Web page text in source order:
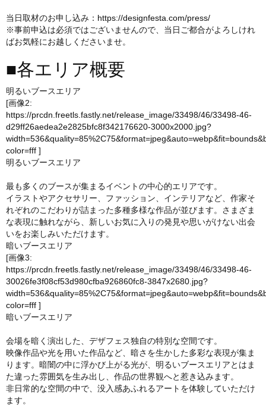
当日取材のお申し込み： https://designfesta.com/press/
※事前申込は必須ではございませんので、当日ご都合がよろしけれ
ばお気軽にお越しくださいませ。
■各エリア概要
明るいブースエリア
[画像2:
https://prcdn.freetls.fastly.net/release_image/33498/46/33498-46-
d29ff26aedea2e2825bfc8f342176620-3000x2000.jpg?
color=fff ]
明るいブースエリア
最も多くのブースが集まるイベントの中心的エリアです。
イラストやアクセサリー、ファッション、インテリアなど、作家そ
れぞれのこだわりが詰まった多種多様な作品が並びます。さまざま
な表現に触れながら、新しいお気に入りの発見や思いがけない出会
いをお楽しみいただけます。
暗いブースエリア
[画像3:
https://prcdn.freetls.fastly.net/release_image/33498/46/33498-46-
30026fe3f08cf53d980cfba926860fc8-3847x2680.jpg?
color=fff ]
暗いブースエリア
会場を暗く演出した、デザフェス独自の特別な空間です。
映像作品や光を用いた作品など、暗さを生かした多彩な表現が集ま
ります。暗闇の中に浮かび上がる光が、明るいブースエリアとはま
た違った雰囲気を生み出し、作品の世界観へと惹き込みます。
非日常的な空間の中で、没入感あふれるアートを体験していただけ
ます。